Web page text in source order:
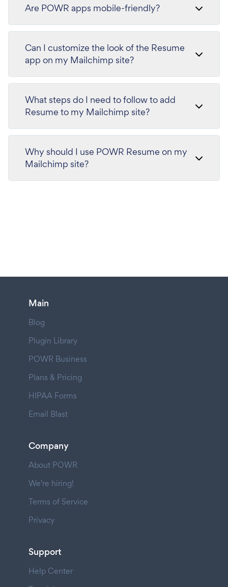
Are POWR apps mobile-friendly?
Can I customize the look of the Resume
app on my Mailchimp site?
What steps do I need to follow to add
Resume to my Mailchimp site?
Why should I use POWR Resume on my
Mailchimp site?
Main
Blog
Plugin Library
POWR Business
Plans & Pricing
HIPAA Forms
Email Blast
Company
About POWR
We're hiring!
Terms of Service
Privacy
Support
Help Center